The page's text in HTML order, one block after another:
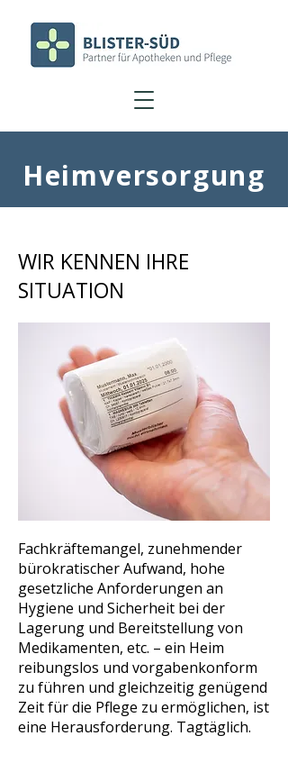
Heimversorgung
WIR KENNEN IHRE
SITUATION
Fachkräftemangel, zunehmender
bürokratischer Aufwand, hohe
gesetzliche Anforderungen an
Hygiene und Sicherheit bei der
Lagerung und Bereitstellung von
Medikamenten, etc. – ein Heim
reibungslos und vorgabenkonform
zu führen und gleichzeitig genügend
Zeit für die Pflege zu ermöglichen, ist
eine Herausforderung. Tagtäglich.